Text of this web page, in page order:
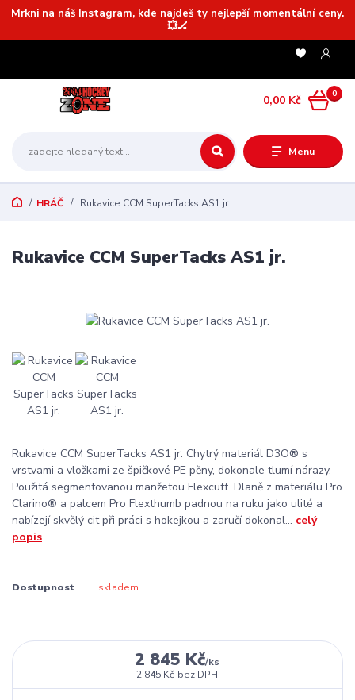
Mrkni na náš Instagram, kde najdeš ty nejlepší momentální ceny.
💥🏒
Menu
0
0,00 Kč
HRÁČ Rukavice CCM SuperTacks AS1 jr.
Rukavice CCM SuperTacks AS1 jr.
Rukavice CCM SuperTacks AS1 jr. Chytrý materiál D3O® s
vrstvami a vložkami ze špičkové PE pěny, dokonale tlumí nárazy.
Použitá segmentovanou manžetou Flexcuff. Dlaně z materiálu Pro
Clarino® a palcem Pro Flexthumb padnou na ruku jako ulité a
nabízejí skvělý cit při práci s hokejkou a zaručí dokonal... celý
popis
Dostupnost skladem
2 845 Kč/ks
2 845 Kč bez DPH